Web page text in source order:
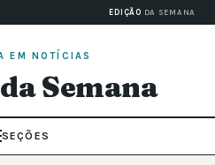
EDIÇÃO DA SEMANA
EM NOTÍCIAS
Semana
SEÇÕES